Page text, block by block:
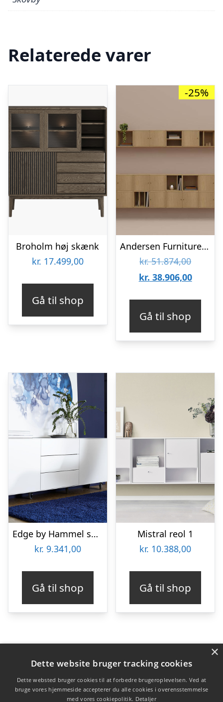
Relaterede varer
Broholm høj skænk
kr. 17.499,00
Gå til shop
-25%
Andersen Furniture S10 Signature – Opstilling 12 : Erling Christensen Møbler
kr.51.874,00Den
kr. 38.906,00Den
kr.
Gå til shop
Edge by Hammel skænk
kr. 9.341,00
Gå til shop
Mistral reol 1
kr. 10.388,00
Gå til shop
Varekategorier
Produkter
×
Dette website bruger tracking cookies
Dette websted bruger cookies til at forbedre brugeroplevelsen. Ved at
bruge vores hjemmeside accepterer du alle cookies i overensstemmelse
med vores cookiepolitik. Detaljer